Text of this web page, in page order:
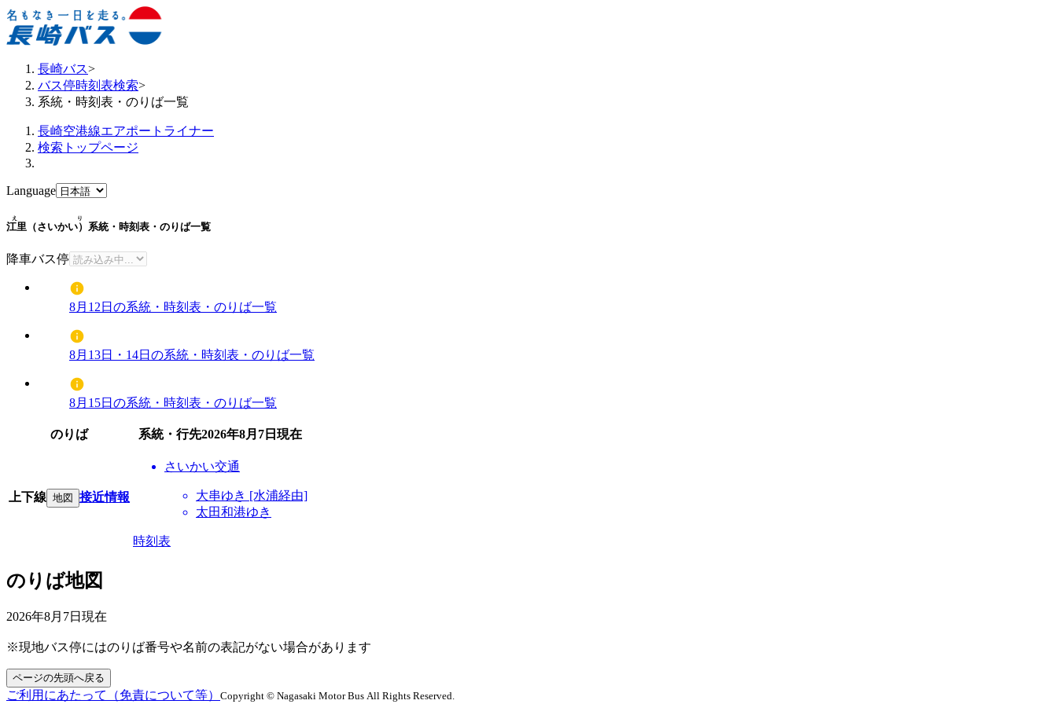
長崎バス>
バス停時刻表検索>
系統・時刻表・のりば一覧
長崎空港線エアポートライナー
検索トップページ
Language
江里（さいかい）
えり
系統・時刻表・のりば一覧
降車バス停
8月12日の系統・時刻表・のりば一覧
8月13日・14日の系統・時刻表・のりば一覧
8月15日の系統・時刻表・のりば一覧
のりば 系統・行先2026年8月7日 現在
上下線 地図 接近情報
さいかい交通
大串ゆき [水浦経由]
太田和港ゆき
時刻表
のりば地図
2026年8月7日 現在
※現地バス停にはのりば番号や名前の表記がない場合があります
ページの先頭へ戻る
ご利用にあたって（免責について等） Copyright © Nagasaki Motor Bus All Rights Reserved.